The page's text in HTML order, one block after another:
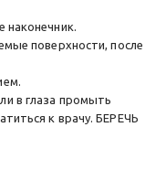
наконечник.
поверхности, после
в глаза промыть
к врачу. БЕРЕЧЬ